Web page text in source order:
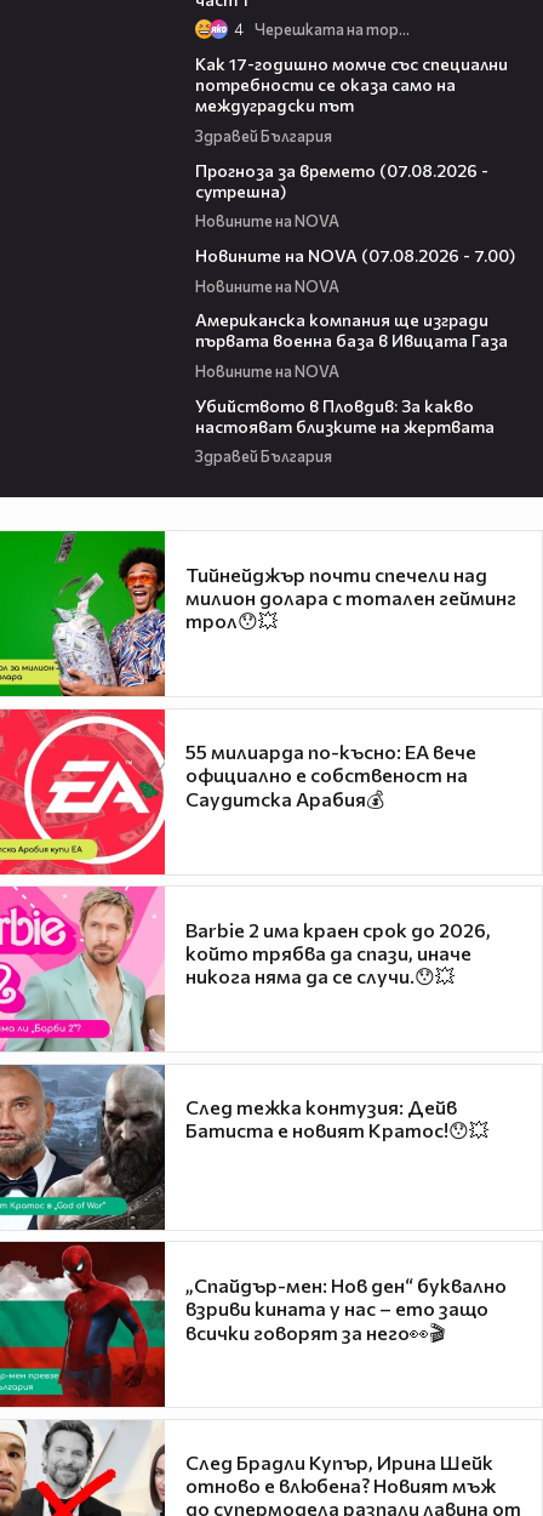
4 Черешката на тортата
Как 17-годишно момче със специални
потребности се оказа само на
междуградски път
Здравей България
Прогноза за времето (07.08.2026 -
сутрешна)
Новините на NOVA
Новините на NOVA (07.08.2026 - 7.00)
Новините на NOVA
Американска компания ще изгради
първата военна база в Ивицата Газа
Новините на NOVA
Убийството в Пловдив: За какво
настояват близките на жертвата
Здравей България
Тийнейджър почти спечели над
милион долара с тотален гейминг
трол😯💥
55 милиарда по-късно: EA вече
официално е собственост на
Саудитска Арабия💰
Barbie 2 има краен срок до 2026,
който трябва да спази, иначе
никога няма да се случи.😯💥
След тежка контузия: Дейв
Батиста е новият Кратос!😯💥
„Спайдър-мен: Нов ден“ буквално
взриви кината у нас – ето защо
всички говорят за него👀🎬
След Брадли Купър, Ирина Шейк
отново е влюбена? Новият мъж
до супермодела разпали лавина от